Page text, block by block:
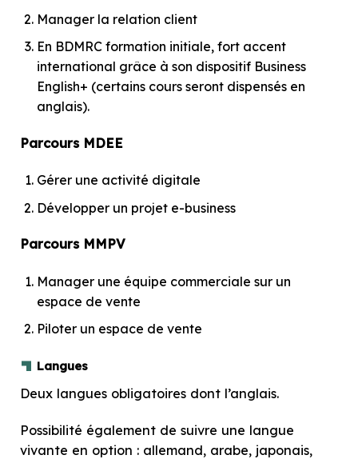
Manager la relation client
En BDMRC formation initiale, fort accent
international grâce à son dispositif Business
English+ (certains cours seront dispensés en
anglais).
Parcours MDEE
Gérer une activité digitale
Développer un projet e-business
Parcours MMPV
Manager une équipe commerciale sur un
espace de vente
Piloter un espace de vente
Langues
Deux langues obligatoires dont l’anglais.
Possibilité également de suivre une langue
vivante en option : allemand, arabe, japonais,